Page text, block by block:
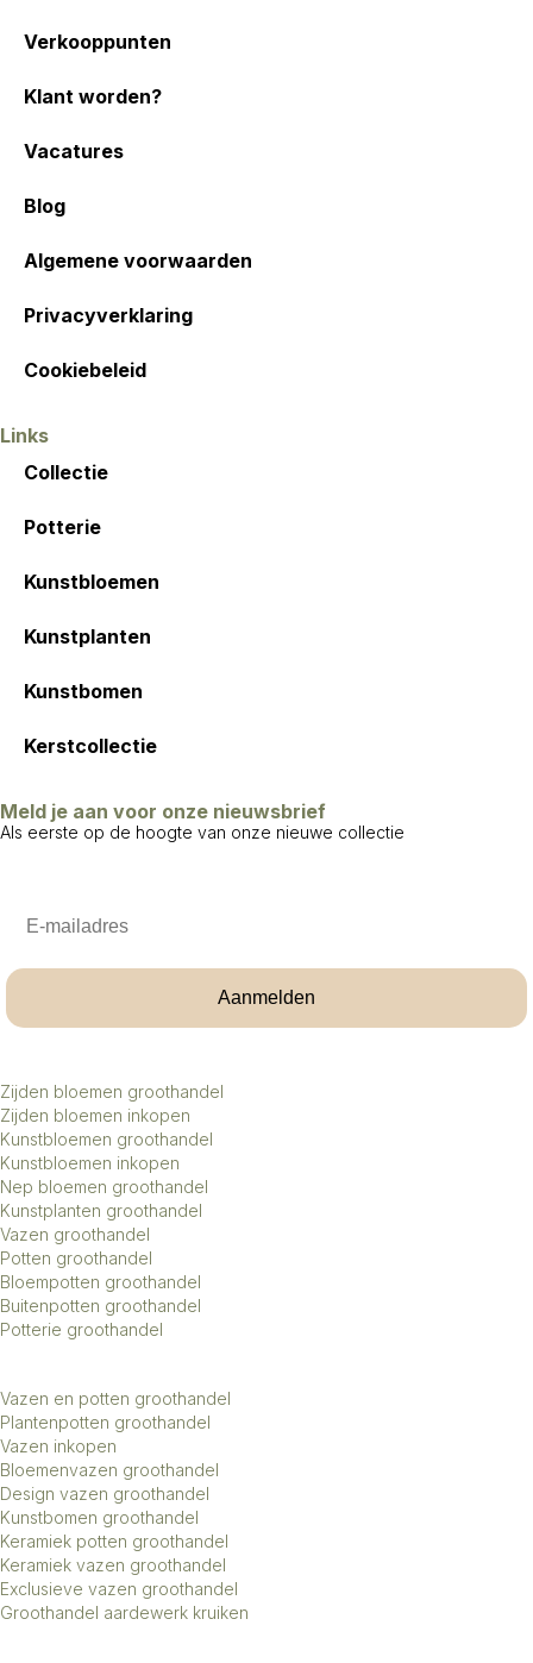
Verkooppunten
Klant worden?
Vacatures
Blog
Algemene voorwaarden
Privacyverklaring
Cookiebeleid
Links
Collectie
Potterie
Kunstbloemen
Kunstplanten
Kunstbomen
Kerstcollectie
Meld je aan voor onze nieuwsbrief
Als eerste op de hoogte van onze nieuwe collectie
Aanmelden
Zijden bloemen groothandel
Zijden bloemen inkopen
Kunstbloemen groothandel
Kunstbloemen inkopen
Nep bloemen groothandel
Kunstplanten groothandel
Vazen groothandel
Potten groothandel
Bloempotten groothandel
Buitenpotten groothandel
Potterie groothandel
Vazen en potten groothandel
Plantenpotten groothandel
Vazen inkopen
Bloemenvazen groothandel
Design vazen groothandel
Kunstbomen groothandel
Keramiek potten groothandel
Keramiek vazen groothandel
Exclusieve vazen groothandel
Groothandel aardewerk kruiken